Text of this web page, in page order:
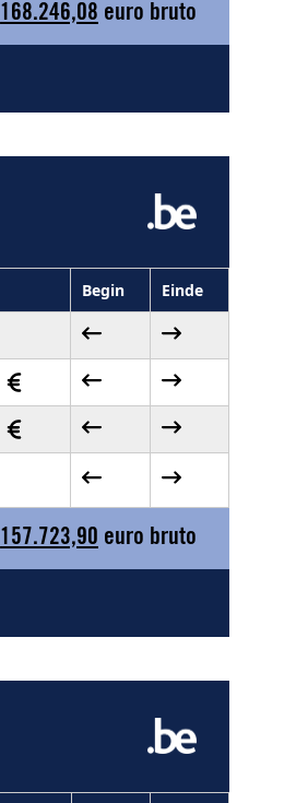
168.246,08 euro bruto
Begin Einde
157.723,90 euro bruto